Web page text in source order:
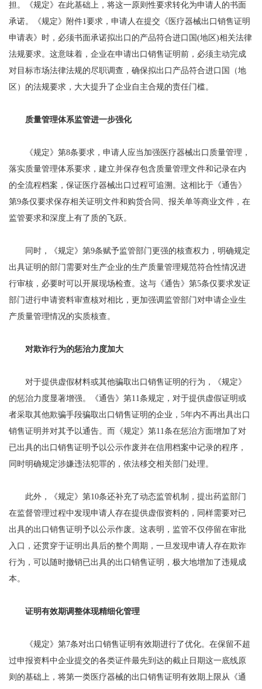
担。《规定》在此基础上，将这一原则性要求转化为申请人的书面
承诺。《规定》附件1要求，申请人在提交《医疗器械出口销售证明
申请表》时，必须书面承诺拟出口的产品符合进口国(地区)相关法律
法规要求。这意味着，企业在申请出口销售证明前，必须主动完成
对目标市场法律法规的尽职调查，确保拟出口产品符合进口国（地
区）的法规要求，大大提升了企业自主合规的责任门槛。
质量管理体系监管进一步强化
《规定》第8条要求，申请人应当加强医疗器械出口质量管理，
落实质量管理体系要求，建立并保存包含质量管理文件和记录在内
的全流程档案，保证医疗器械出口过程可追溯。这相比于《通告》
第9条仅要求保存相关证明文件和购货合同、报关单等商业文件，在
监管要求和深度上有了质的飞跃。
同时，《规定》第9条赋予监管部门更强的核查权力，明确规定
出具证明的部门需要对生产企业的生产质量管理规范符合性情况进
行审核，必要时可以开展现场检查。这与《通告》第5条仅要求发证
部门进行申请资料审查核对相比，更加强调监管部门对申请企业生
产质量管理情况的实质核查。
对欺诈行为的惩治力度加大
对于提供虚假材料或其他骗取出口销售证明的行为，《规定》
的惩治力度显著增强。《通告》第11条规定，对于提供虚假证明或
者采取其他欺骗手段骗取出口销售证明的企业，5年内不再出具出口
销售证明并对其予以通告。而《规定》第11条在惩治方面增加了对
已出具的出口销售证明予以公示作废并在信用档案中记录的程序，
同时明确规定涉嫌违法犯罪的，依法移交相关部门处理。
此外，《规定》第10条还补充了动态监管机制，提出药监部门
在监督管理过程中发现申请人存在提供虚假资料的，同样需要对已
出具的出口销售证明予以公示作废。这表明，监管不仅停留在审批
入口，还贯穿于证明出具后的整个周期，一旦发现申请人存在欺诈
行为，可以随时撤销已出具的出口销售证明，极大地增加了违规成
本。
证明有效期调整体现精细化管理
《规定》第7条对出口销售证明有效期进行了优化。在保留不超
过申报资料中企业提交的各类证件最先到达的截止日期这一底线原
则的基础上，将第一类医疗器械的出口销售证明有效期上限从《通